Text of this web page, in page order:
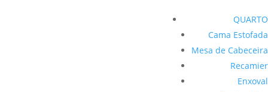
QUARTO
Cama Estofada
Mesa de Cabeceira
Recamier
Enxoval